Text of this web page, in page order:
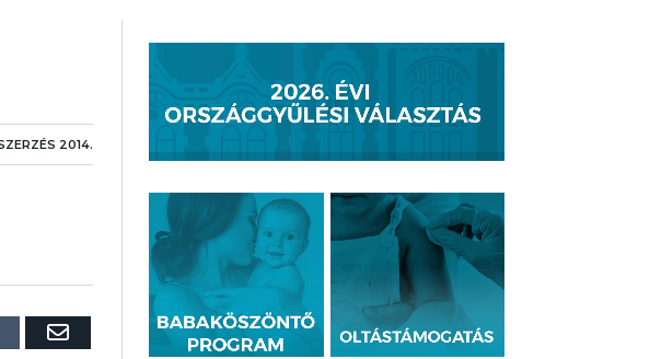
2014.
Email